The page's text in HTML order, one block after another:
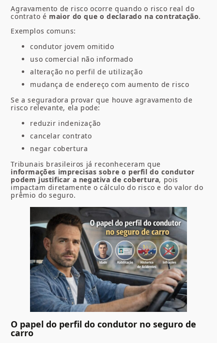
Agravamento de risco ocorre quando o risco real do
contrato é maior do que o declarado na contratação.
Exemplos comuns:
condutor jovem omitido
uso comercial não informado
alteração no perfil de utilização
mudança de endereço com aumento de risco
Se a seguradora provar que houve agravamento de
risco relevante, ela pode:
reduzir indenização
cancelar contrato
negar cobertura
Tribunais brasileiros já reconheceram que
informações imprecisas sobre o perfil do condutor
podem justificar a negativa de cobertura, pois
impactam diretamente o cálculo do risco e do valor do
prêmio do seguro.
O papel do perfil do condutor no seguro de
carro